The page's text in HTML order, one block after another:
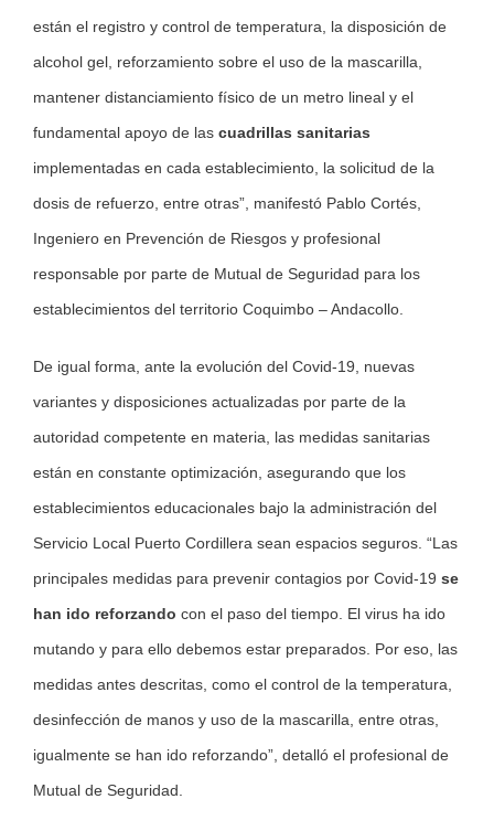
están el registro y control de temperatura, la disposición de
alcohol gel, reforzamiento sobre el uso de la mascarilla,
mantener distanciamiento físico de un metro lineal y el
fundamental apoyo de las cuadrillas sanitarias
implementadas en cada establecimiento, la solicitud de la
dosis de refuerzo, entre otras”, manifestó Pablo Cortés,
Ingeniero en Prevención de Riesgos y profesional
responsable por parte de Mutual de Seguridad para los
establecimientos del territorio Coquimbo – Andacollo.
De igual forma, ante la evolución del Covid-19, nuevas
variantes y disposiciones actualizadas por parte de la
autoridad competente en materia, las medidas sanitarias
están en constante optimización, asegurando que los
establecimientos educacionales bajo la administración del
Servicio Local Puerto Cordillera sean espacios seguros. “Las
principales medidas para prevenir contagios por Covid-19 se
han ido reforzando con el paso del tiempo. El virus ha ido
mutando y para ello debemos estar preparados. Por eso, las
medidas antes descritas, como el control de la temperatura,
desinfección de manos y uso de la mascarilla, entre otras,
igualmente se han ido reforzando”, detalló el profesional de
Mutual de Seguridad.